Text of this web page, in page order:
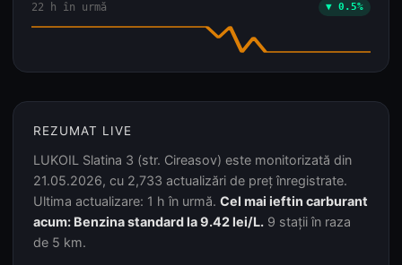
22 h în urmă ▼ 0.5%
REZUMAT LIVE
LUKOIL Slatina 3 (str. Cireasov) este monitorizată din
21.05.2026, cu 2,733 actualizări de preț înregistrate.
Ultima actualizare: 1 h în urmă. Cel mai ieftin carburant
acum: Benzina standard la 9.42 lei/L. 9 stații în raza
de 5 km.